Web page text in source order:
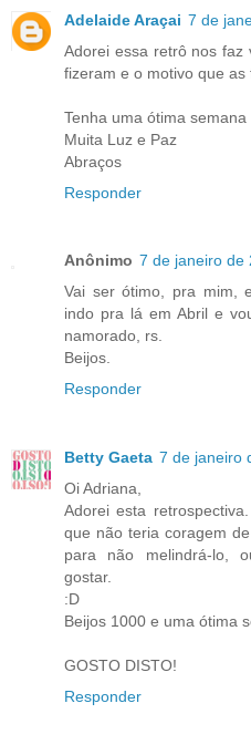
Adelaide Araçai 7 de
Adorei essa retrô nos
fizeram e o motivo que as
Tenha uma ótima semana
Muita Luz e Paz
Abraços
Responder
Anônimo 7 de janeiro de
Vai ser ótimo, pra mim,
indo pra lá em Abril e
namorado, rs.
Beijos.
Responder
Betty Gaeta 7 de janeiro
Oi Adriana,
Adorei esta
que não teria coragem
para não melindrá-lo,
gostar.
:D
Beijos 1000 e uma ótima
GOSTO DISTO!
Responder